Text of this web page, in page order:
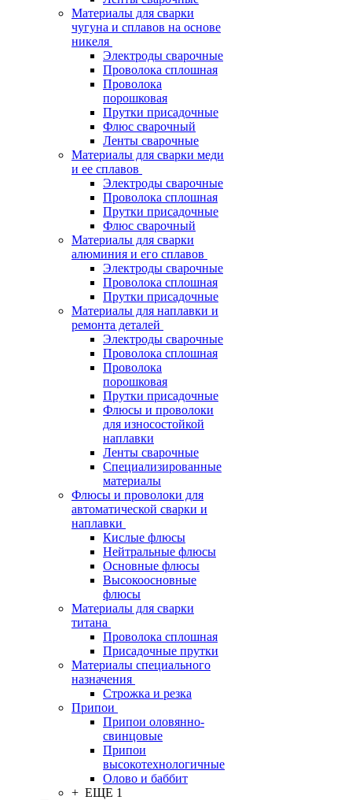
Материалы для сварки
чугуна и сплавов на основе
никеля
Электроды сварочные
Проволока сплошная
Проволока
порошковая
Прутки присадочные
Флюс сварочный
Ленты сварочные
Материалы для сварки меди
и ее сплавов
Электроды сварочные
Проволока сплошная
Прутки присадочные
Флюс сварочный
Материалы для сварки
алюминия и его сплавов
Электроды сварочные
Проволока сплошная
Прутки присадочные
Материалы для наплавки и
ремонта деталей
Электроды сварочные
Проволока сплошная
Проволока
порошковая
Прутки присадочные
Флюсы и проволоки
для износостойкой
наплавки
Ленты сварочные
Специализированные
материалы
Флюсы и проволоки для
автоматической сварки и
наплавки
Кислые флюсы
Нейтральные флюсы
Основные флюсы
Высокоосновные
флюсы
Материалы для сварки
титана
Проволока сплошная
Присадочные прутки
Материалы специального
назначения
Строжка и резка
Припои
Припои оловянно-
свинцовые
Припои
высокотехнологичные
Олово и баббит
+ ЕЩЕ 1